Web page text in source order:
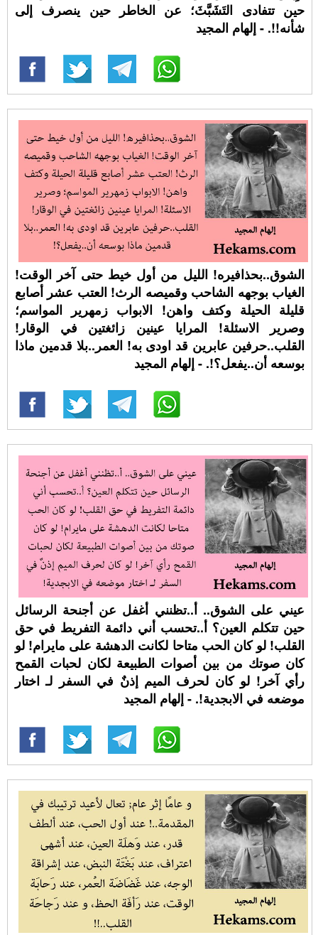
حين تتفادى التَشَبَّثَ؛ عن الخاطر حين ينصرف إلى
شأنه!!. - إلهام المجيد
الشوق..بحذافيره! الليل من أول خيط حتى آخر الوقت!
الغياب بوجهه الشاحب وقميصه الرث! العتب عشر أصابع
قليلة الحيلة وكتف واهن! الابواب زمهرير المواسم؛
وصرير الاسئلة! المرايا عينين زائغتين في الوقار!
القلب..حرفين عابرين قد اودى به! العمر..بلا قدمين ماذا
بوسعه أن..يفعل؟!. - إلهام المجيد
عيني على الشوق.. أ..تظنني أغفل عن أجنحة الرسائل
حين تتكلم العين؟ أ..تحسب أني دائمة التفريط في حق
القلب! لو كان الحب متاحا لكانت الدهشة على مايرام! لو
كان صوتك من بين أصوات الطبيعة لكان لحبات القمح
رأي آخر! لو كان لحرف الميم إذنٌ في السفر لـ اختار
موضعه في الابجدية!. - إلهام المجيد